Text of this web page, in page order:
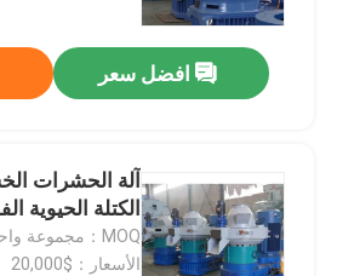
افضل سعر
آلة الحشرات
الكتلة الحيوية
MOQ：مجموعة واحدة
الأسعار：$20,000